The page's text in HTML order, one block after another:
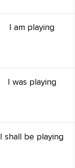
I am playing
I was playing
I shall be playing